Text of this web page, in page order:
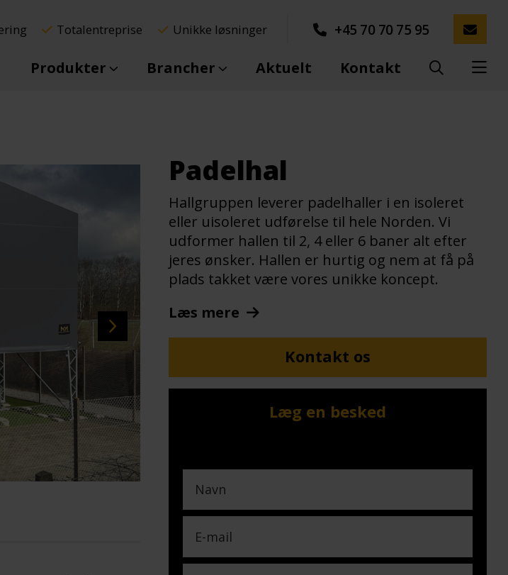
Totalentreprise Unikke løsninger +45 70 70 75 95
Produkter Brancher Aktuelt Kontakt
Padelhal
Hallgruppen leverer padelhaller i en isoleret
eller uisoleret udførelse til hele Norden. Vi
udformer hallen til 2, 4 eller 6 baner alt efter
jeres ønsker. Hallen er hurtig og nem at få på
plads takket være vores unikke koncept.
Læs mere
Kontakt os
Læg en besked